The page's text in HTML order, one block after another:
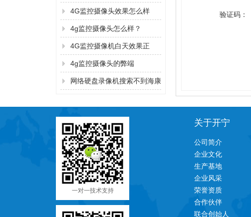
弊端！
4G监控摄像头效果怎么样
4g监控摄像头怎么样？
4G监控摄像机白天效果正
常，晚上看不清？
4g监控摄像头的弊端
网络硬盘录像机搜索不到海康
验证码：
一对一技术支持
关于开宁
公司简介
企业文化
生产基地
企业风采
荣誉资质
合作伙伴
联合创始人